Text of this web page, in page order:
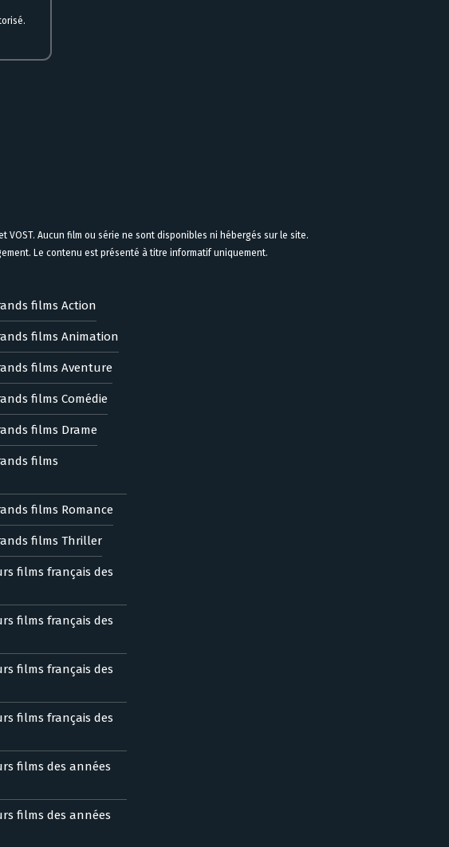
Aucun film ou série ne sont disponibles ni hébergés sur le site.
Le contenu est présenté à titre informatif uniquement.
films Action
films Animation
films Aventure
films Comédie
films Drame
films
films Romance
films Thriller
films français des
films français des
films français des
films français des
films des années
films des années